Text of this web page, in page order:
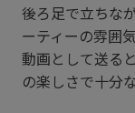
後ろ足で立ちな
ーティーの雰囲
動画として送る
の楽しさで十分